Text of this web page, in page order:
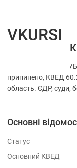
ФОП
Перевірка ФОП
припинено, КВЕД
область. ЄДР, суди,
Основні
Статус
Основний КВЕД
VKURSI